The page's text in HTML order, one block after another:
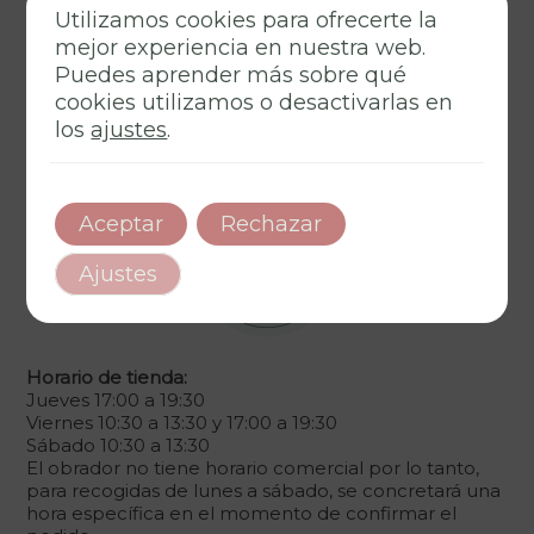
Horario de tienda:
Jueves 17:00 a 19:30
Viernes 10:30 a 13:30 y 17:00 a 19:30
Sábado 10:30 a 13:30
El obrador no tiene horario comercial por lo tanto,
para recogidas de lunes a sábado, se concretará una
hora específica en el momento de confirmar el
Utilizamos cookies para ofrecerte la
mejor experiencia en nuestra web.
Puedes aprender más sobre qué
cookies utilizamos o desactivarlas en
losajustes.
Aceptar
Rechazar
Ajustes